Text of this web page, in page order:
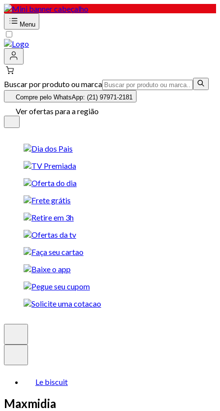
Menu
Buscar por produto ou marca
Compre pelo WhatsApp: (21) 97971-2181
Ver ofertas para a região
Le biscuit
Maxmidia